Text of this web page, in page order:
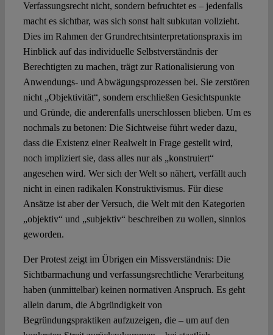
Verfassungsrecht nicht, sondern befruchtet es – jedenfalls
macht es sichtbar, was sich sonst halt subkutan vollzieht.
Dies im Rahmen der Grundrechtsinterpretationspraxis im
Hinblick auf das individuelle Selbstverständnis der
Berechtigten zu machen, trägt zur Rationalisierung von
Anwendungs- und Abwägungsprozessen bei. Sie zerstören
nicht „Objektivität“, sondern erschließen Gesichtspunkte
und Gründe, die anderenfalls unerschlossen blieben. Um es
nochmals zu betonen: Die Sichtweise führt weder dazu,
dass die Existenz einer Realwelt in Frage gestellt wird,
noch impliziert sie, dass alles nur als „konstruiert“
angesehen wird. Wer sich der Welt so nähert, verfällt auch
nicht in einen radikalen Konstruktivismus. Für diese
Ansätze ist aber der Versuch, die Welt mit den Kategorien
„objektiv“ und „subjektiv“ beschreiben zu wollen, sinnlos
geworden.
Der Protest zeigt im Übrigen ein Missverständnis: Die
Sichtbarmachung und verfassungsrechtliche Verarbeitung
haben (unmittelbar) keinen normativen Anspruch. Es geht
allein darum, die Abgründigkeit von
Begründungspraktiken aufzuzeigen, die – um auf den